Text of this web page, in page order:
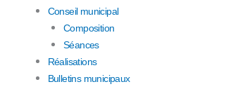
Conseil municipal
Composition
Séances
Réalisations
Bulletins municipaux